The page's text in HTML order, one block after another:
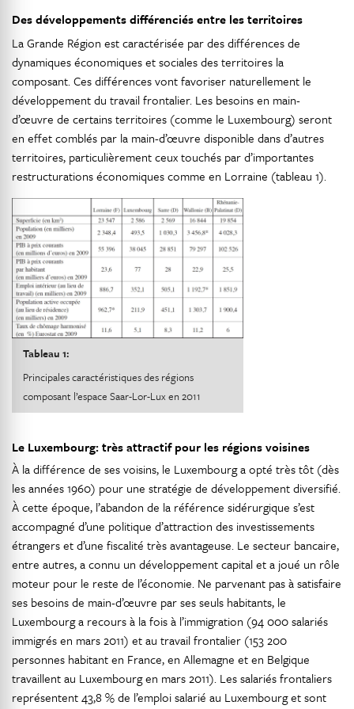
Des développements différenciés entre les territoires
La Grande Région est caractérisée par des différences de
dynamiques économiques et sociales des territoires la
composant. Ces différences vont favoriser naturellement le
développement du travail frontalier. Les besoins en main-
d’œuvre de certains territoires (comme le Luxembourg) seront
en effet comblés par la main-d’œuvre disponible dans d’autres
territoires, particulièrement ceux touchés par d’importantes
restructurations économiques comme en Lorraine (tableau 1).
Tableau 1:
Principales caractéristiques des régions
composant l’espace Saar-Lor-Lux en 2011
Le Luxembourg: très attractif pour les régions voisines
À la différence de ses voisins, le Luxembourg a opté très tôt (dès
les années 1960) pour une stratégie de développement diversifié.
À cette époque, l’abandon de la référence sidérurgique s’est
accompagné d’une politique d’attraction des investissements
étrangers et d’une fiscalité très avantageuse. Le secteur bancaire,
entre autres, a connu un développement capital et a joué un rôle
moteur pour le reste de l’économie. Ne parvenant pas à satisfaire
ses besoins de main-d’œuvre par ses seuls habitants, le
Luxembourg a recours à la fois à l’immigration (94 000 salariés
immigrés en mars 2011) et au travail frontalier (153 200
personnes habitant en France, en Allemagne et en Belgique
travaillent au Luxembourg en mars 2011). Les salariés frontaliers
représentent 43,8 % de l’emploi salarié au Luxembourg et sont